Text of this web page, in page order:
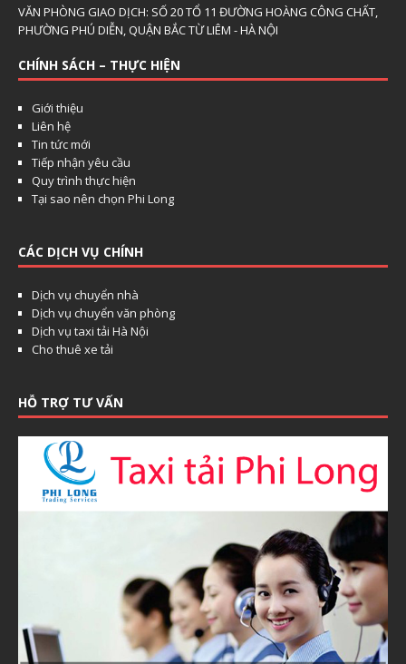
VĂN PHÒNG GIAO DỊCH: SỐ 20 TỔ 11 ĐƯỜNG HOÀNG CÔNG CHẤT,
PHƯỜNG PHÚ DIỄN, QUẬN BẮC TỪ LIÊM - HÀ NỘI
CHÍNH SÁCH – THỰC HIỆN
Giới thiệu
Liên hệ
Tin tức mới
Tiếp nhận yêu cầu
Quy trình thực hiện
Tại sao nên chọn Phi Long
CÁC DỊCH VỤ CHÍNH
Dịch vụ chuyển nhà
Dịch vụ chuyển văn phòng
Dịch vụ taxi tải Hà Nội
Cho thuê xe tải
HỖ TRỢ TƯ VẤN